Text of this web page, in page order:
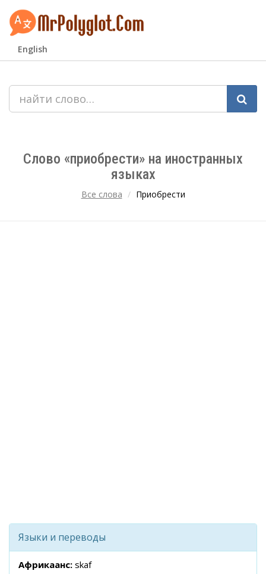
English
Слово «приобрести» на иностранных
языках
Все слова Приобрести
Языки и переводы
Африкаанс: skaf